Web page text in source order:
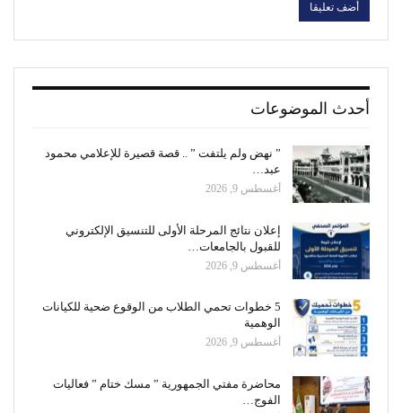
أحدث الموضوعات
” نهض ولم يلتفت ” .. قصة قصيرة للإعلامي محمود
عبد…
أغسطس 9, 2026
إعلان نتائج المرحلة الأولى للتنسيق الإلكتروني
للقبول بالجامعات…
أغسطس 9, 2026
5 خطوات تحمي الطلاب من الوقوع ضحية للكيانات
الوهمية
أغسطس 9, 2026
محاضرة مفتي الجمهورية ” مسك ختام ” فعاليات
الفوج…